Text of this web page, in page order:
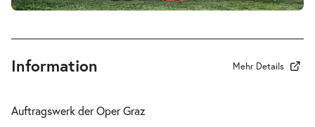
15.01.2027 Tickets
Perfect Match-
Information Mehr Details
Auftragswerk der Oper Graz